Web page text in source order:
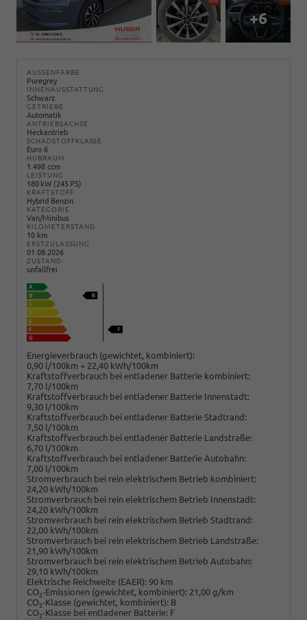
+6
AUSSENFARBE
Puregrey
INNENAUSSTATTUNG
Schwarz
GETRIEBE
Automatik
ANTRIEBSACHSE
Heckantrieb
SCHADSTOFFKLASSE
Euro 6
HUBRAUM
1.498 ccm
LEISTUNG
180 kW (245 PS)
KRAFTSTOFF
Hybrid Benzin
KATEGORIE
Van/Minibus
KILOMETERSTAND
10 km
ERSTZULASSUNG
01.08.2026
ZUSTAND
unfallfrei
Energieverbrauch (gewichtet, kombiniert):
0,90 l/100km + 22,40 kWh/100km
Kraftstoffverbrauch bei entladener Batterie kombiniert:
7,70 l/100km
Kraftstoffverbrauch bei entladener Batterie Innenstadt:
9,30 l/100km
Kraftstoffverbrauch bei entladener Batterie Stadtrand:
7,50 l/100km
Kraftstoffverbrauch bei entladener Batterie Landstraße:
6,70 l/100km
Kraftstoffverbrauch bei entladener Batterie Autobahn:
7,00 l/100km
Stromverbrauch bei rein elektrischem Betrieb kombiniert:
24,20 kWh/100km
Stromverbrauch bei rein elektrischem Betrieb Innenstadt:
24,20 kWh/100km
Stromverbrauch bei rein elektrischem Betrieb Stadtrand:
22,00 kWh/100km
Stromverbrauch bei rein elektrischem Betrieb Landstraße:
21,90 kWh/100km
Stromverbrauch bei rein elektrischem Betrieb Autobahn:
29,10 kWh/100km
Elektrische Reichweite (EAER): 90 km
CO2-Emissionen (gewichtet, kombiniert): 21,00 g/km
CO2-Klasse (gewichtet, kombiniert): B
CO2-Klasse bei entladener Batterie: F